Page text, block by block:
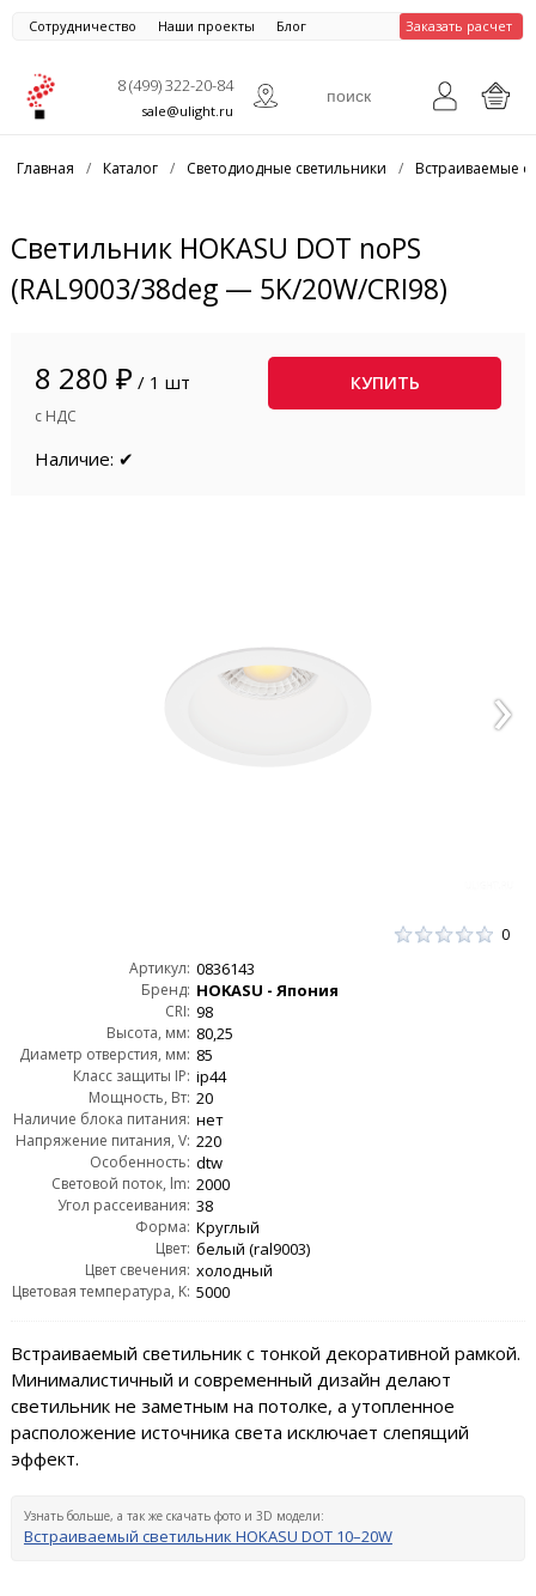
Сотрудничество Наши проекты Блог Заказать расчет
8 (499) 322-20-84
sale@ulight.ru
Главная / Каталог / Светодиодные светильники / Встраиваемые
Светильник HOKASU DOT noPS
(RAL9003/38deg — 5K/20W/CRI98)
8 280 ₽ / 1 шт
с НДС
КУПИТЬ
Наличие: ✔
0
Артикул: 0836143
Бренд: HOKASU - Япония
CRI: 98
Высота, мм: 80,25
Диаметр отверстия, мм: 85
Класс защиты IP: ip44
Мощность, Вт: 20
Наличие блока питания: нет
Напряжение питания, V: 220
Особенность: dtw
Световой поток, lm: 2000
Угол рассеивания: 38
Форма: Круглый
Цвет: белый (ral9003)
Цвет свечения: холодный
Цветовая температура, K: 5000
Встраиваемый светильник с тонкой декоративной рамкой.
Минималистичный и современный дизайн делают
светильник не заметным на потолке, а утопленное
расположение источника света исключает слепящий
эффект.
Узнать больше, а так же скачать фото и 3D модели:
Встраиваемый светильник HOKASU DOT 10–20W